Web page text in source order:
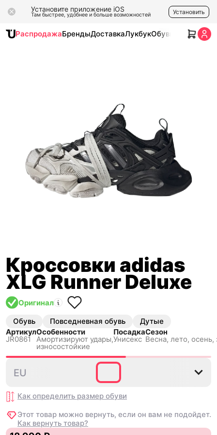
Установите приложение iOS
Там быстрее, удобнее и больше возможностей Установить
РаспродажаБрендыДоставкаЛукбукОбувь Одежда
Кроссовки adidas
XLG Runner Deluxe
Оригинал
Обувь Повседневная обувь
Дутые
Артикул
JR0861
Особенности
Амортизируют удары,
износостойкие
Посадка
Унисекс
Сезон
Весна, лето, осень,
38
EU
Как определить размер обуви
Этот товар можно вернуть, если он вам не подойдет.
Как вернуть товар?